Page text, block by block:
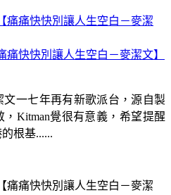
痛快快別讓人生空白－麥潔文】
一七年再有新歌派台，源自製
Kitman覺很有意義，希望提醒
根基......